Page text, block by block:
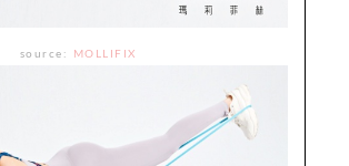
source: MOLLIFIX